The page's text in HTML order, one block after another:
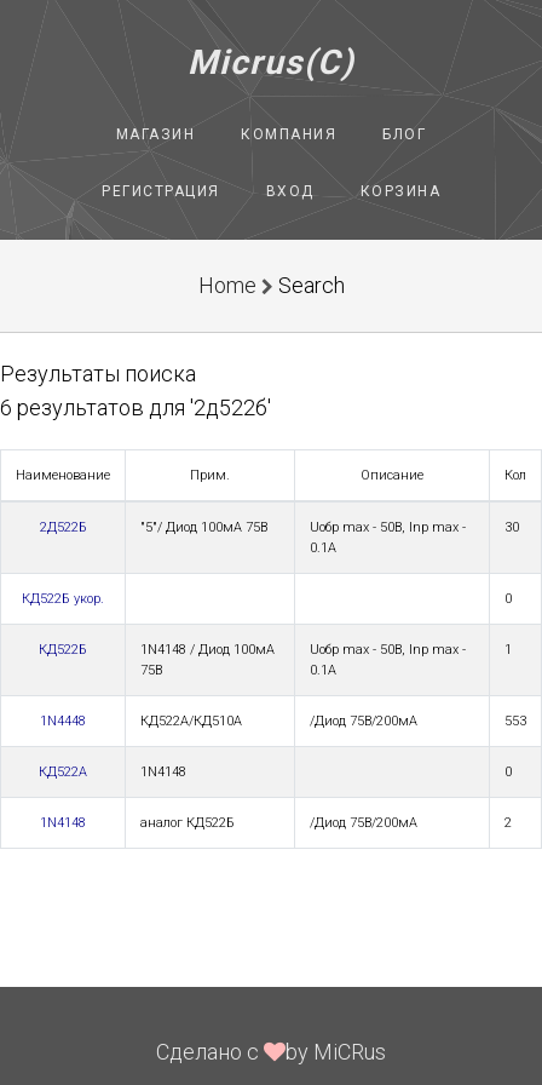
Micrus(C)
МАГАЗИН КОМПАНИЯ БЛОГ
РЕГИСТРАЦИЯ ВХОД КОРЗИНА
Home Search
Результаты поиска
6 результатов для '2д522б'
Наименование Прим. Описание Кол
2Д522Б "5"/ Диод 100мА 75В
Uoбp max - 50В, Inp max -
0.1А
30
КД522Б укор. 0
КД522Б
1N4148 / Диод 100мА
75В
Uoбp max - 50В, Inp max -
0.1А
1
1N4448 КД522А/КД510А /Диод 75В/200мА 553
КД522А 1N4148 0
1N4148 аналог КД522Б /Диод 75В/200мА 2
Сделано с by MiCRus